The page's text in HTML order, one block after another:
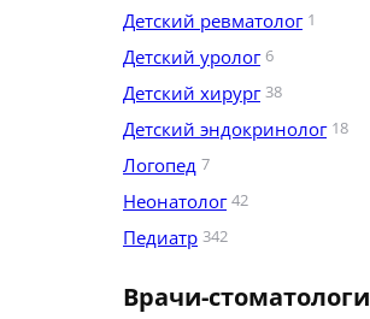
Детский ревматолог 1
Детский уролог 6
Детский хирург 38
Детский эндокринолог 18
Логопед 7
Неонатолог 42
Педиатр 342
Врачи-стоматологи